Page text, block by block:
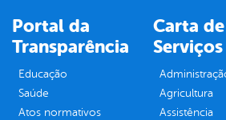
Portal da
Transparência
Educação
Saúde
Atos normativos
Carta de
Serviços
Agricultura
Assistência